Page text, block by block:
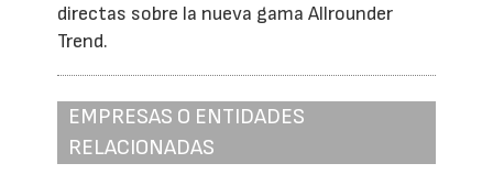
directas sobre la nueva gama Allrounder
Trend.
EMPRESAS O ENTIDADES
RELACIONADAS